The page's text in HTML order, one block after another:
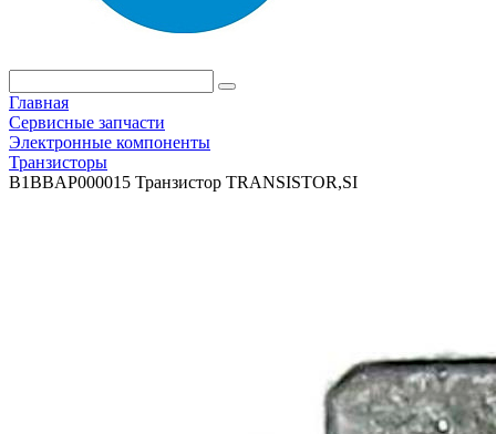
Главная
Сервисные запчасти
Электронные компоненты
Транзисторы
B1BBAP000015 Транзистор TRANSISTOR,SI